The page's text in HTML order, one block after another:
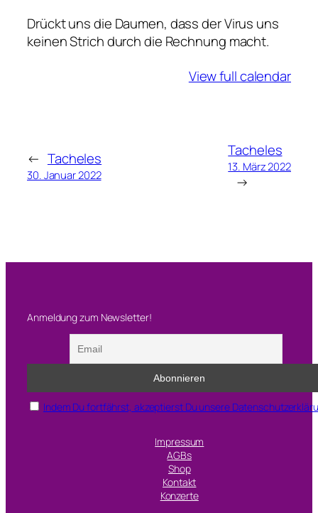
a
n
Drückt uns die Daumen, dass der Virus uns
keinen Strich durch die Rechnung macht.
View full calendar
← Tacheles
30. Januar 2022
Tacheles
13. März 2022
→
Anmeldung zum Newsletter!
Indem Du fortfährst, akzeptierst Du unsere
Impressum
AGBs
Shop
Kontakt
Konzerte